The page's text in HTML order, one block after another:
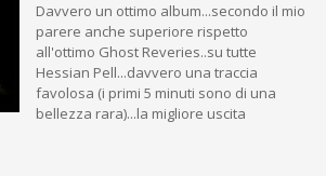
Davvero un ottimo album...secondo il mio
parere anche superiore rispetto
all'ottimo Ghost Reveries..su tutte
Hessian Pell...davvero una traccia
favolosa (i primi 5 minuti sono di una
bellezza rara)...la migliore uscita